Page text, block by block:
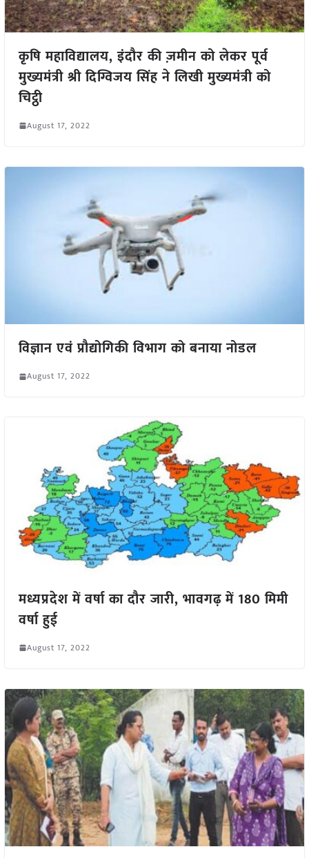
कृषि महाविद्यालय, इंदौर की ज़मीन को लेकर पूर्व
मुख्यमंत्री श्री दिग्विजय सिंह ने लिखी मुख्यमंत्री को
चिट्ठी
August 17, 2022
विज्ञान एवं प्रौद्योगिकी विभाग को बनाया नोडल
August 17, 2022
मध्यप्रदेश में वर्षा का दौर जारी, भावगढ़ में 180 मिमी
वर्षा हुई
August 17, 2022